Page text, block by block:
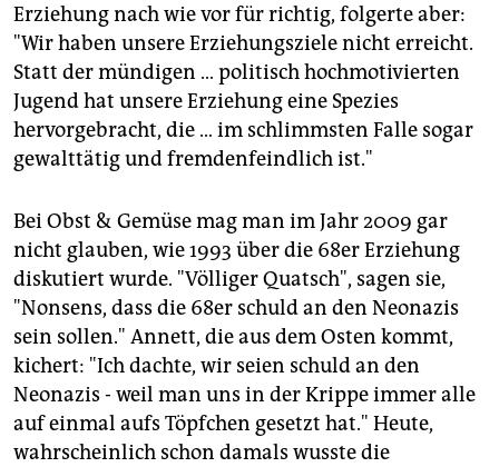
Erziehung nach wie vor für richtig, folgerte aber:
"Wir haben unsere Erziehungsziele nicht erreicht.
Statt der mündigen … politisch hochmotivierten
Jugend hat unsere Erziehung eine Spezies
hervorgebracht, die … im schlimmsten Falle sogar
gewalttätig und fremdenfeindlich ist."
Bei Obst & Gemüse mag man im Jahr 2009 gar
nicht glauben, wie 1993 über die 68er Erziehung
diskutiert wurde. "Völliger Quatsch", sagen sie,
"Nonsens, dass die 68er schuld an den Neonazis
sein sollen." Annett, die aus dem Osten kommt,
kichert: "Ich dachte, wir seien schuld an den
Neonazis - weil man uns in der Krippe immer alle
auf einmal aufs Töpfchen gesetzt hat." Heute,
wahrscheinlich schon damals wusste die